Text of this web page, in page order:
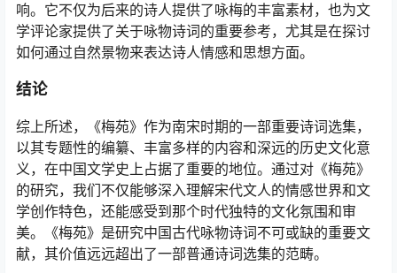
响。它不仅为后来的诗人提供了咏梅的丰富素材，也为文
学评论家提供了关于咏物诗词的重要参考，尤其是在探讨
如何通过自然景物来表达诗人情感和思想方面。
结论
综上所述，《梅苑》作为南宋时期的一部重要诗词选集，
以其专题性的编纂、丰富多样的内容和深远的历史文化意
义，在中国文学史上占据了重要的地位。通过对《梅苑》
的研究，我们不仅能够深入理解宋代文人的情感世界和文
学创作特色，还能感受到那个时代独特的文化氛围和审
美。《梅苑》是研究中国古代咏物诗词不可或缺的重要文
献，其价值远远超出了一部普通诗词选集的范畴。